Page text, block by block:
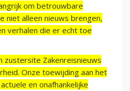
om betrouwbare
niet alleen nieuws brengen,
verhalen die er echt toe
zustersite Zakenreisnieuws
Onze toewijding aan het
en onafhankelijke